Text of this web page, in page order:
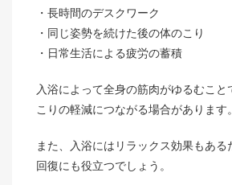
長時間のデスクワーク
同じ姿勢を続けた後の体のこり
日常生活による疲労の蓄積
入浴によって全身の筋肉がゆるむこと
こりの軽減につながる場合があります。
また、入浴にはリラックス効果もある
回復にも役立つでしょう。